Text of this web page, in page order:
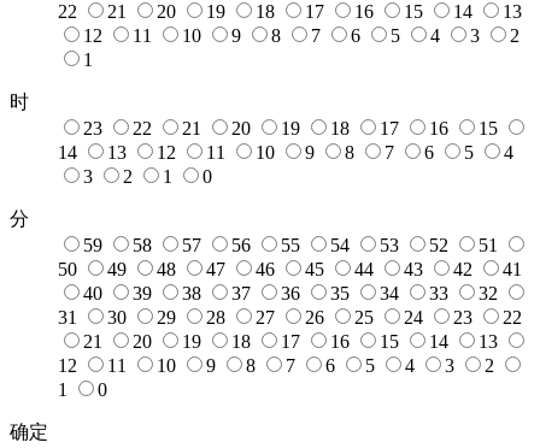
22
21 20 19 18 17 16 15 14
13
12
11 10 9 8 7 6 5 4 3
2
1
时
23
22 21 20 19 18 17 16
15
14
13 12 11 10 9 8 7 6 5
4
3
2 1 0
分
59
58 57 56 55 54 53 52
51
50
49 48 47 46 45 44 43 42
41
40
39 38 37 36 35 34 33
32
31
30 29 28 27 26 25 24 23
22
21
20 19 18 17 16 15 14
13
12
11 10 9 8 7 6 5 4 3
2
1
0
确定